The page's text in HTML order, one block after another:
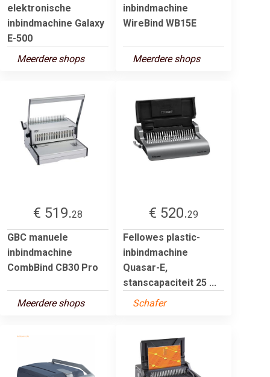
elektronische
inbindmachine Galaxy
E-500
Meerdere shops
inbindmachine
WireBind WB15E
Meerdere shops
€ 519.28
GBC manuele
inbindmachine
CombBind CB30 Pro
Meerdere shops
€ 520.29
Fellowes plastic-
inbindmachine
Quasar-E,
stanscapaciteit 25 ...
Schafer